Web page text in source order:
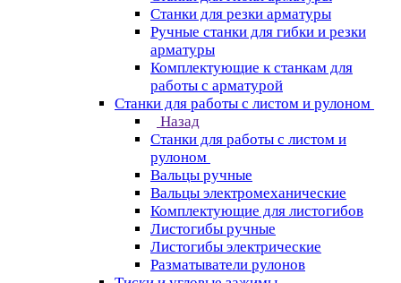
Станки для резки арматуры
Ручные станки для гибки и резки
арматуры
Комплектующие к станкам для
работы с арматурой
Станки для работы с листом и рулоном
Назад
Станки для работы с листом и
рулоном
Вальцы ручные
Вальцы электромеханические
Комплектующие для листогибов
Листогибы ручные
Листогибы электрические
Разматыватели рулонов